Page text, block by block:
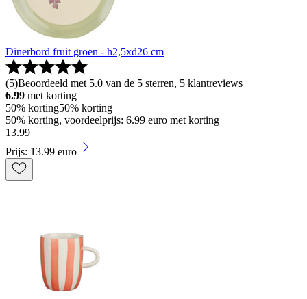
Dinerbord fruit groen - h2,5xd26 cm
(5)Beoordeeld met 5.0 van de 5 sterren, 5 klantreviews
6.99 met korting
50% korting50% korting
50% korting, voordeelprijs: 6.99 euro met korting
13.99
Prijs: 13.99 euro